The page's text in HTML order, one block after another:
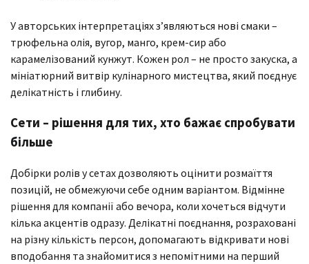
У авторських інтерпретаціях з’являються нові смаки –
трюфельна олія, вугор, манго, крем-сир або
карамелізований кунжут. Кожен рол – не просто закуска, а
мініатюрний витвір кулінарного мистецтва, який поєднує
делікатність і глибину.
Сети – рішення для тих, хто бажає спробувати
більше
Добірки ролів у сетах дозволяють оцінити розмаїття
позицій, не обмежуючи себе одним варіантом. Відмінне
рішення для компанії або вечора, коли хочеться відчути
кілька акцентів одразу. Делікатні поєднання, розраховані
на різну кількість персон, допомагають відкривати нові
вподобання та знайомитися з непомітними на перший